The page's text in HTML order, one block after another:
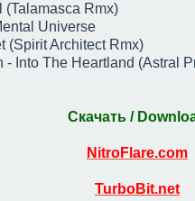
(Talamasca Rmx)
Universe
(Spirit Architect Rmx)
- Into The Heartland (Astral
Скачать /
NitroFlare.com
TurboBit.net